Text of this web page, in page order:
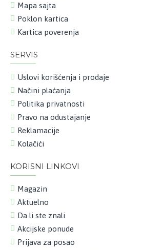
Mapa sajta
Poklon kartica
Kartica poverenja
SERVIS
Uslovi korišćenja i prodaje
Načini plaćanja
Politika privatnosti
Pravo na odustajanje
Reklamacije
Kolačići
KORISNI LINKOVI
Magazin
Aktuelno
Da li ste znali
Akcijske ponude
Prijava za posao